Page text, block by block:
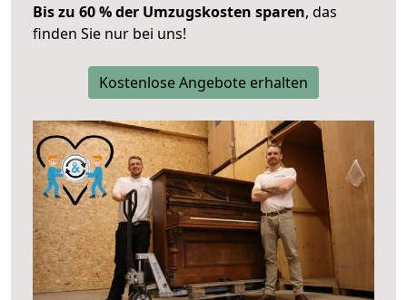
Bis zu 60 % der Umzugskosten sparen, das
finden Sie nur bei uns!
Kostenlose Angebote erhalten